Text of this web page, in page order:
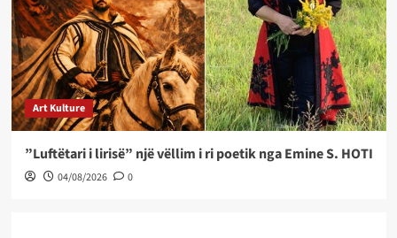
Art Kulture
”Luftëtari i lirisë” një vëllim i ri poetik nga Emine S. HOTI
04/08/2026 0